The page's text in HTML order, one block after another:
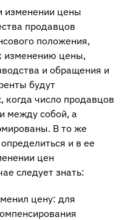
изменении цены
продавцов
положения,
изменению цены,
и обращения и
будут
когда число продавцов
между собой, а
В то же
и в ее
цен
следует знать:
цену: для